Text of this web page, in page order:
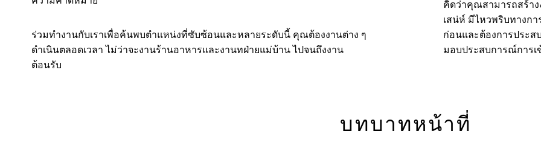
ร่วมทำงานกับเราเพื่อค้นพบตำแหน่งที่ซับซ้อนและหลายระดับนี้ คุณต้องงานต่าง ๆ
ดำเนินตลอดเวลา ไม่ว่าจะงานร้านอาหารและงานทฝ่ายแม่บ้าน ไปจนถึงงาน
ต้อนรับ
คิดว่าคุณสามารถสร้า
เสน่ห์ มีไหวพริบทางก
ก่อนและต้องการประส
มอบประสบการณ์การเ
บทบาทหน้าที่